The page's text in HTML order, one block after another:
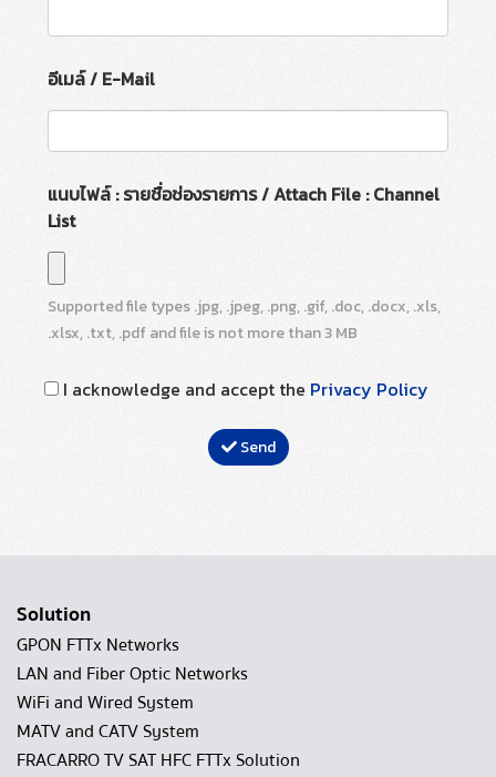
อีเมล์ / E-Mail
แนบไฟล์ : รายชื่อช่องรายการ / Attach File : Channel
List
Supported file types.jpg, .jpeg, .png, .gif, .doc, .docx, .xls,
.xlsx, .txt, .pdfand file is not more than3MB
I acknowledge and accept the Privacy Policy
Send
Solution
GPON FTTx Networks
LAN and Fiber Optic Networks
WiFi and Wired System
MATV and CATV System
FRACARRO TV SAT HFC FTTx Solution